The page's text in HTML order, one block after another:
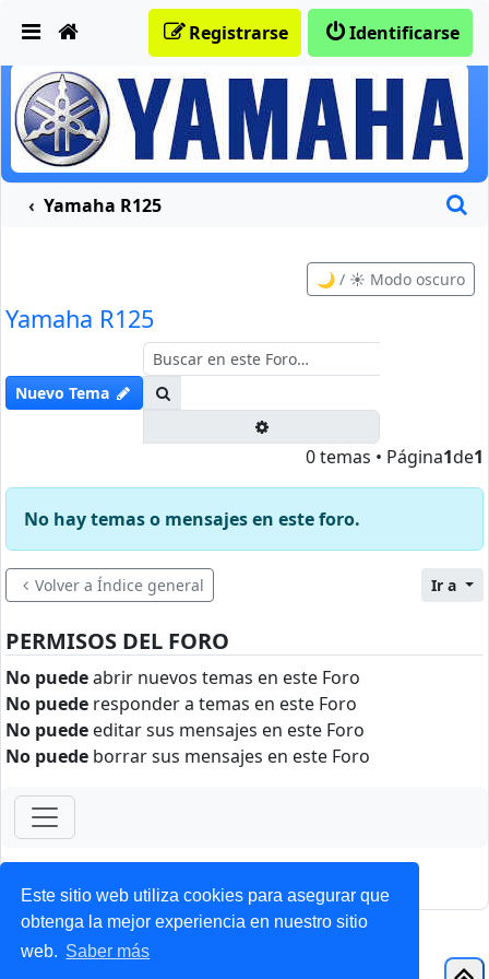
Este sitio web utiliza cookies para asegurar que
obtenga la mejor experiencia en nuestro sitio
web. Saber más
Identificarse
Registrarse
Yamaha R125
🌙 / ☀️ Modo oscuro
Yamaha R125
Nuevo Tema
0 temas • Página1de1
No hay temas o mensajes en este foro.
Volver a Índice general Ir a
PERMISOS DEL FORO
No puedeabrir nuevos temas en este Foro
No puede responder a temas en este Foro
No puede editar sus mensajes en este Foro
No puede borrar sus mensajes en este Foro
ForoClub 2025
Privacidad| Condiciones